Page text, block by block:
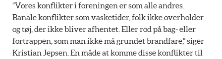
“Vores konflikter i foreningen er som alle andres.
Banale konflikter som vasketider, folk ikke overholder
og tøj, der ikke bliver afhentet. Eller rod på bag- eller
fortrappen, som man ikke må grundet brandfare,“ siger
Kristian Jepsen. En måde at komme disse konflikter til